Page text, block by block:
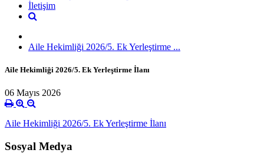
İletişim
Aile Hekimliği 2026/5. Ek Yerleştirme ...
Aile Hekimliği 2026/5. Ek Yerleştirme İlanı
06 Mayıs 2026
Aile Hekimliği 2026/5. Ek Yerleştirme İlanı
Sosyal Medya